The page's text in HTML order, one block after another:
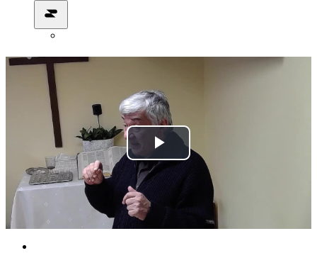
Play
Video